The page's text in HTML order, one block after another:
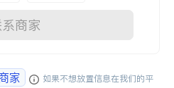
商家
家
如果不想放置信息在我们的平